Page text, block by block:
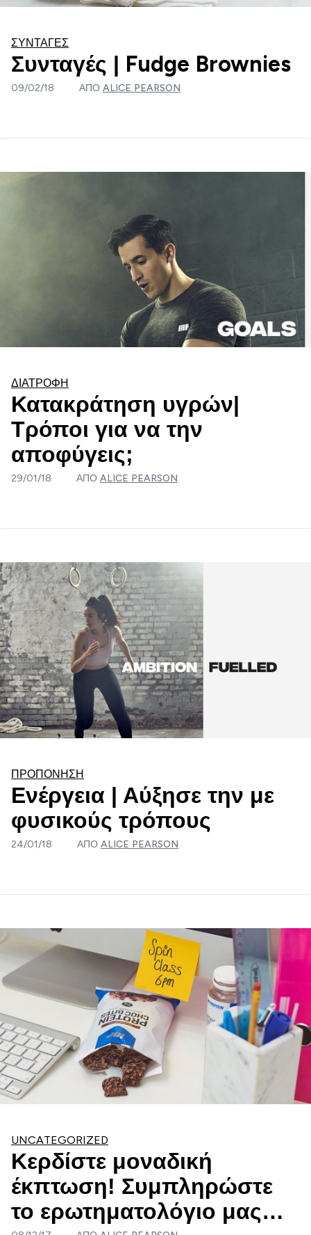
ΣΥΝΤΑΓΈΣ
Συνταγές | Fudge Brownies
09/02/18 ΑΠΌ ALICE PEARSON
ΔΙΑΤΡΟΦΉ
Κατακράτηση υγρών|
Τρόποι για να την
αποφύγεις;
29/01/18 ΑΠΌ ALICE PEARSON
ΠΡΟΠΌΝΗΣΗ
Ενέργεια | Αύξησε την με
φυσικούς τρόπους
24/01/18 ΑΠΌ ALICE PEARSON
UNCATEGORIZED
Κερδίστε μοναδική
έκπτωση! Συμπληρώστε
το ερωτηματολόγιο μας…